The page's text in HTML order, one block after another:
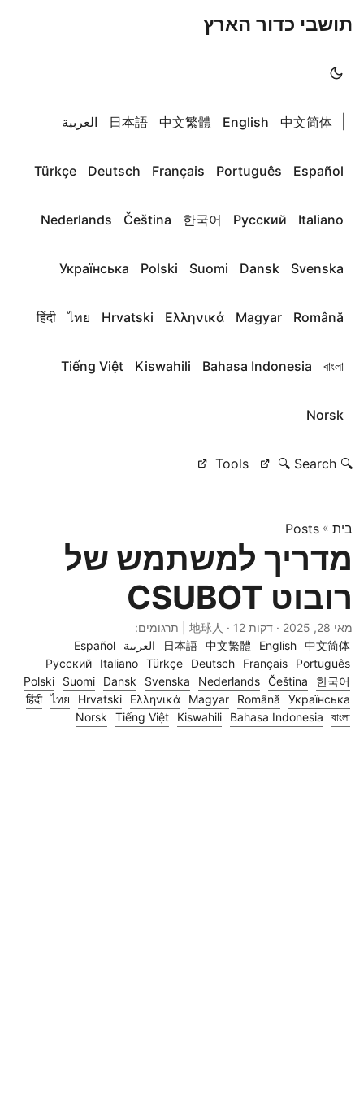
תושבי כדור הארץ
中文简体
English
中文繁體
日本語 العربية
Español
Português
Français
Deutsch
Türkçe
Italiano
Русский
한국어
Čeština
Nederlands
Svenska
Dansk
Suomi
Polski
Українська
Română
Magyar
Ελληνικά
Hrvatski
ไทย
हिंदी
বাংলা
Bahasa Indonesia
Kiswahili
Tiếng Việt
Norsk
🔍 Search 🔍
Tools
בית »
Posts
מדריך למשתמש של
רובוט CSUBOT
מאי 28, 2025
· דקות 12 · 地球人 | תרגומים:
中文简体
English
中文繁體
日本語 العربية
Español
Português
Français
Deutsch
Türkçe
Italiano
Русский
한국어
Čeština
Nederlands
Svenska
Dansk
Suomi
Polski
Українська
Română
Magyar
Ελληνικά
Hrvatski
ไทย
हिंदी
বাংলা
Bahasa Indonesia
Kiswahili
Tiếng Việt
Norsk